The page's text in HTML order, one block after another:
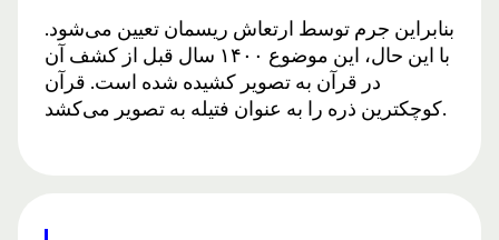
بنابراین جرم توسط ارتعاش ریسمان تعیین می‌شود.
با این حال، این موضوع ۱۴۰۰ سال قبل از کشف آن
در قرآن به تصویر کشیده شده است. قرآن
کوچکترین ذره را به عنوان فتیله به تصویر می‌کشد.